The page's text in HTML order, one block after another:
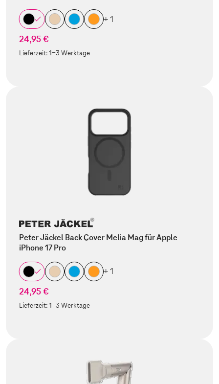
+ 1
24,95 €
Lieferzeit:1-3 Werktage
Peter Jäckel Back Cover Melia Mag für Apple
iPhone 17 Pro
+ 1
24,95 €
Lieferzeit:1-3 Werktage